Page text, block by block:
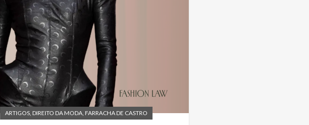
ARTIGOS DIREITO DA MODA FARRACHA DE CASTRO